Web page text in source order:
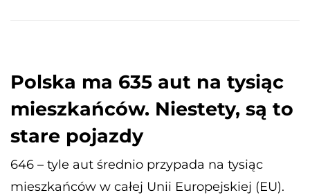
Polska ma 635 aut na tysiąc
mieszkańców. Niestety, są to
stare pojazdy
646 – tyle aut średnio przypada na tysiąc
mieszkańców w całej Unii Europejskiej (EU).